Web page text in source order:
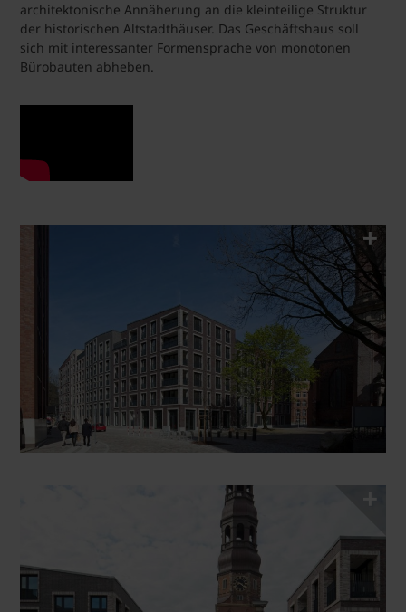
architektonische Annäherung an die kleinteilige Struktur
der historischen Altstadthäuser. Das Geschäftshaus soll
sich mit interessanter Formensprache von monotonen
Bürobauten abheben.